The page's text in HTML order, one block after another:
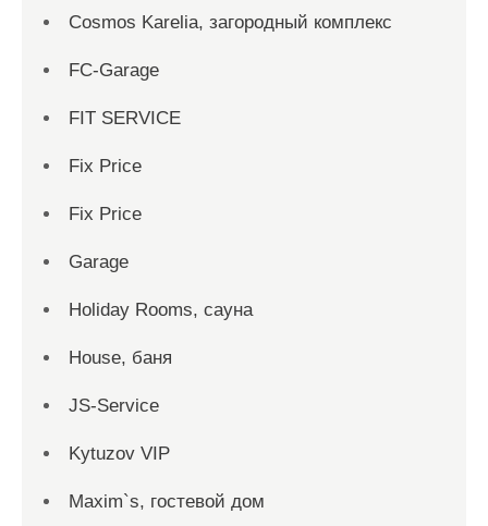
Cosmos Karelia, загородный комплекс
FC-Garage
FIT SERVICE
Fix Price
Fix Price
Garage
Holiday Rooms, сауна
House, баня
JS-Service
Kytuzov VIP
Maxim`s, гостевой дом